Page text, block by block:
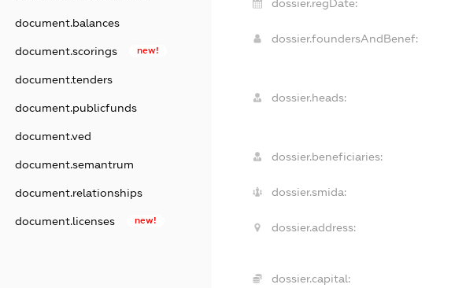
document.balances
document.scorings new!
document.tenders
document.publicfunds
document.ved
document.semantrum
document.relationships
document.licenses new!
dossier.regDate:
dossier.foundersAndBenef:
dossier.heads:
dossier.beneficiaries:
dossier.smida:
dossier.address:
dossier.capital: